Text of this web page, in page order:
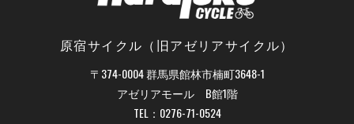
原宿サイクル（旧アゼリアサイクル）
〒374-0004 群馬県館林市楠町3648-1
アゼリアモール B館1階
TEL： 0276-71-0524